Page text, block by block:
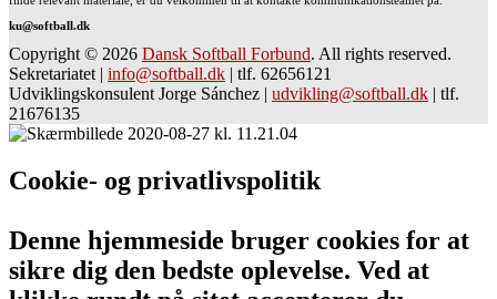
ku@softball.dk
Copyright © 2026 Dansk Softball Forbund. All rights reserved.
Sekretariatet | info@softball.dk | tlf. 62656121
Udviklingskonsulent Jorge Sánchez | udvikling@softball.dk | tlf.
21676135
Cookie- og privatlivspolitik
Denne hjemmeside bruger cookies for at
sikre dig den bedste oplevelse. Ved at